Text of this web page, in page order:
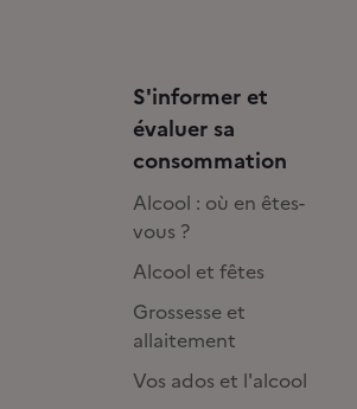
S'informer et
évaluer sa
consommation
Alcool : où en êtes-
vous ?
Alcool et fêtes
Grossesse et
allaitement
Vos ados et l'alcool